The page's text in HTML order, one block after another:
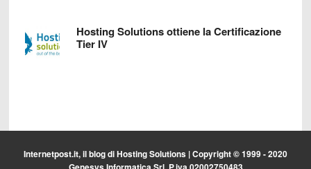
Hosting Solutions ottiene la Certificazione
Tier IV
Internetpost.it, il blog diHosting Solutions | Copyright © 1999 - 2020